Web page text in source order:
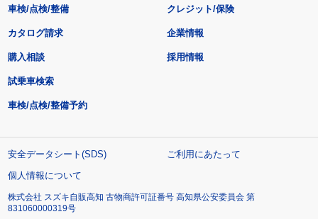
車検/点検/整備 クレジット/保険
カタログ請求
購入相談
試乗車検索
車検/点検/整備予約
企業情報
採用情報
安全データシート(SDS)
ご利用にあたって
個人情報について
株式会社 スズキ自販高知 古物商許可証番号 高知県公安委員会 第
831060000319号